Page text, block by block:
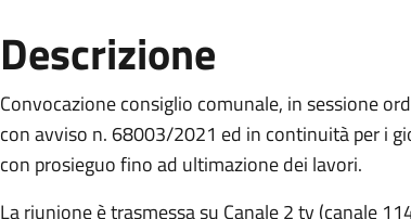
Descrizione
Convocazione consiglio comunale, in sessione
con avviso n. 68003/2021 ed in continuità per i
con prosieguo fino ad ultimazione dei lavori.
La riunione ètrasmessa su Canale 2 tv (canale